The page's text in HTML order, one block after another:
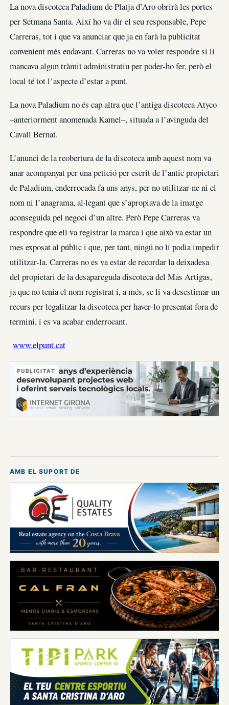
La nova discoteca Paladium de Platja d’Aro obrirà les portes
per Setmana Santa. Així ho va dir el seu responsable, Pepe
Carreras, tot i que va anunciar que ja en farà la publicitat
convenient més endavant. Carreras no va voler respondre si li
mancava algun tràmit administratiu per poder-ho fer, però el
local té tot l’aspecte d’estar a punt.
La nova Paladium no és cap altra que l’antiga discoteca Atyco
–anteriorment anomenada Kamel–, situada a l’avinguda del
Cavall Bernat.
L’anunci de la reobertura de la discoteca amb aquest nom va
anar acompanyat per una petició per escrit de l’antic propietari
de Paladium, enderrocada fa uns anys, per no utilitzar-ne ni el
nom ni l’anagrama, al·legant que s’apropiava de la imatge
aconseguida pel negoci d’un altre. Però Pepe Carreras va
respondre que ell va registrar la marca i que això va estar un
mes exposat al públic i que, per tant, ningú no li podia impedir
utilitzar-la. Carreras no es va estar de recordar la deixadesa
del propietari de la desapareguda discoteca del Mas Artigas,
ja que no tenia el nom registrat i, a més, se li va desestimar un
recurs per legalitzar la discoteca per haver-lo presentat fora de
termini, i es va acabar enderrocant.
www.elpunt.cat
PUBLICITAT
AMB EL SUPORT DE